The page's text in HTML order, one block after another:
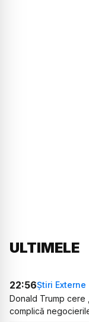
ULTIMELE
22:56Știri Externe
Donald Trump cere
complică